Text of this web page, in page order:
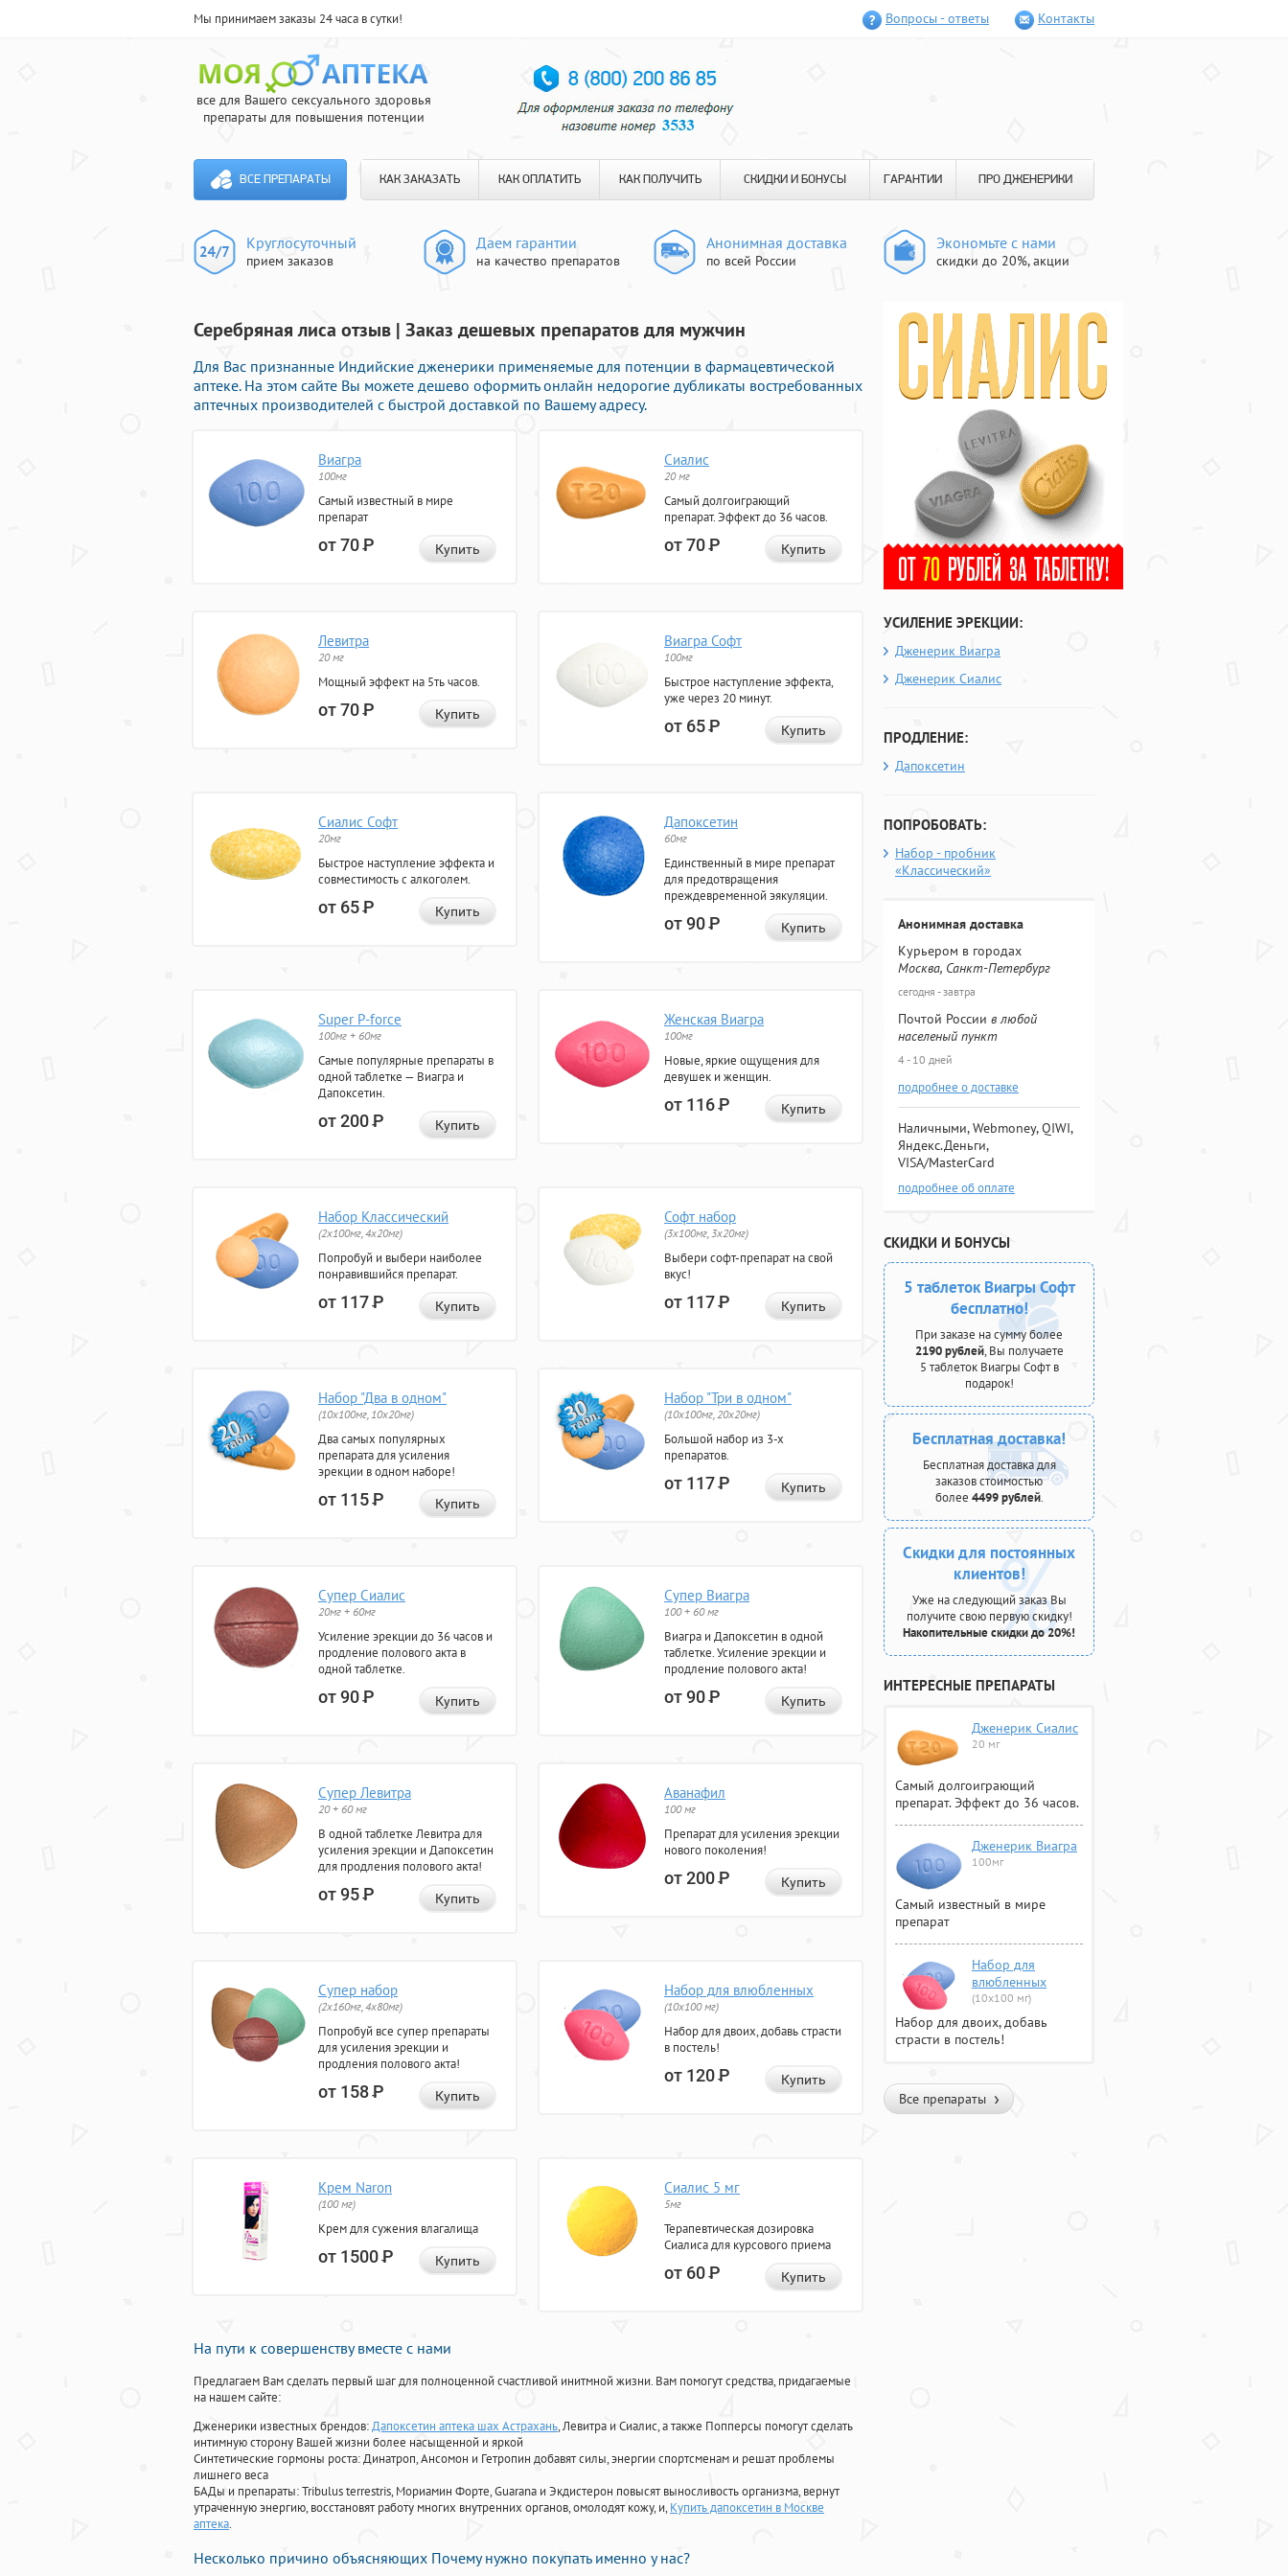
Мы принимаем заказы 24 часа в сутки! Вопросы - ответы Контакты
все для Вашего сексуального здоровья
препараты для повышения потенции
ВСЕ ПРЕПАРАТЫ КАК ЗАКАЗАТЬ КАК ОПЛАТИТЬ КАК ПОЛУЧИТЬ СКИДКИ И БОНУСЫ ГАРАНТИИ ПРО ДЖЕНЕРИКИ
Круглосуточный
прием заказов
Даем гарантии
на качество препаратов
Анонимная доставка
по всей России
Экономьте с нами
скидки до 20%, акции
Серебряная лиса отзыв | Заказ дешевых препаратов для мужчин
Для Вас признанные Индийские дженерики применяемые для потенции в фармацевтической
аптеке. На этом сайте Вы можете дешево оформить онлайн недорогие дубликаты востребованных
аптечных производителей с быстрой доставкой по Вашему адресу.
Виагра
100мг
Самый известный в мире
препарат
от 70Р Купить
Сиалис
20 мг
Самый долгоиграющий
препарат. Эффект до 36 часов.
от 70Р Купить
Левитра
20 мг
Мощный эффект на 5ть часов.
от 70Р Купить
Виагра Софт
100мг
Быстрое наступление эффекта,
уже через 20 минут.
от 65Р Купить
Сиалис Софт
20мг
Быстрое наступление эффекта и
совместимость с алкоголем.
от 65Р Купить
Дапоксетин
60мг
Единственный в мире препарат
для предотвращения
преждевременной эякуляции.
от 90Р Купить
Super P-force
100мг + 60мг
Самые популярные препараты в
одной таблетке — Виагра и
Дапоксетин.
от 200Р Купить
Женская Виагра
100мг
Новые, яркие ощущения для
девушек и женщин.
от 116Р Купить
Набор Классический
(2x100мг, 4x20мг)
Попробуй и выбери наиболее
понравившийся препарат.
от 117Р Купить
Софт набор
(3x100мг, 3x20мг)
Выбери софт-препарат на свой
вкус!
от 117Р Купить
Набор "Два в одном"
(10x100мг, 10x20мг)
Два самых популярных
препарата для усиления
эрекции в одном наборе!
от 115Р Купить
Набор "Три в одном"
(10x100мг, 20x20мг)
Большой набор из 3-х
препаратов.
от 117Р Купить
Супер Сиалис
20мг + 60мг
Усиление эрекции до 36 часов и
продление полового акта в
одной таблетке.
от 90Р Купить
Супер Виагра
100 + 60 мг
Виагра и Дапоксетин в одной
таблетке. Усиление эрекции и
продление полового акта!
от 90Р Купить
Супер Левитра
20 + 60 мг
В одной таблетке Левитра для
усиления эрекции и Дапоксетин
для продления полового акта!
от 95Р Купить
Аванафил
100 мг
Препарат для усиления эрекции
нового поколения!
от 200Р Купить
Супер набор
(2х160мг, 4х80мг)
Попробуй все супер препараты
для усиления эрекции и
продления полового акта!
от 158Р Купить
Набор для влюбленных
(10х100 мг)
Набор для двоих, добавь страсти
в постель!
от 120Р Купить
Крем Naron
(100 мг)
Крем для сужения влагалища
от 1500Р Купить
Сиалис 5 мг
5мг
Терапевтическая дозировка
Сиалиса для курсового приема
от 60Р Купить
На пути к совершенству вместе с нами
Предлагаем Вам сделать первый шаг для полноценной счастливой инитмной жизни. Вам помогут средства, придагаемые
на нашем сайте:
Дженерики известных брендов:Дапоксетин аптека шах Астрахань, Левитра и Сиалис, а также Попперсы помогут сделать
интимную сторону Вашей жизни более насыщенной и яркой
Синтетические гормоны роста: Динатроп, Ансомон и Гетропин добавят силы, энергии спортсменам и решат проблемы
лишнего веса
БАДы и препараты:Tribulus terrestris, Мориамин Форте, Guarana и Экдистерон повысят выносливость организма, вернут
утраченную энергию, восстановят работу многих внутренних органов, омолодят кожу, и, Купить дапоксетин в Москве
аптека.
Несколько причино объясняющих Почему нужно покупать именно у нас?
УСИЛЕНИЕ ЭРЕКЦИИ:
Дженерик Виагра
Дженерик Сиалис
ПРОДЛЕНИЕ:
Дапоксетин
ПОПРОБОВАТЬ:
Набор - пробник
«Классический»
Анонимная доставка
Курьером в городах
Москва, Санкт-Петербург
сегодня - завтра
Почтой России в любой
населеный пункт
4 - 10 дней
подробнее о доставке
Наличными, Webmoney, QIWI,
Яндекс.Деньги,
VISA/MasterCard
подробнее об оплате
СКИДКИ И БОНУСЫ
5 таблеток Виагры Софт
бесплатно!
При заказе на сумму более
2190 рублей, Вы получаете
5 таблеток Виагры Софт в
подарок!
Бесплатная доставка!
Бесплатная доставка для
заказов стоимостью
более 4499 рублей.
Скидки для постоянных
клиентов!
Уже на следующий заказ Вы
получите свою первую скидку!
Накопительные скидки до 20%!
ИНТЕРЕСНЫЕ ПРЕПАРАТЫ
Дженерик Сиалис
20 мг
Самый долгоиграющий
препарат. Эффект до 36 часов.
Дженерик Виагра
100мг
Самый известный в мире
препарат
Набор для
влюбленных
(10х100 мг)
Набор для двоих, добавь
страсти в постель!
Все препараты